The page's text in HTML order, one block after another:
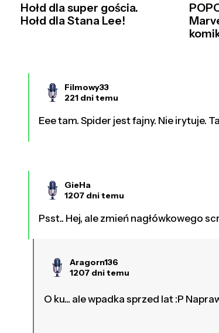
Hołd dla super gościa.
Hołd dla Stana Lee!
Filmowy33
221 dni temu
Eee tam. Spider jest fajny. Nie irytuje.
GieHa
1207 dni temu
Psst.. Hej, ale zmień nagłówkowego
Aragorn136
1207 dni temu
O ku... ale wpadka sprzed lat :P